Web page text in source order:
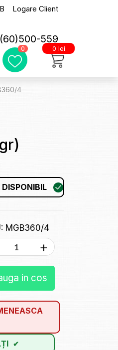
Logare Client
559
0 0 lei
4
DISPONIBIL
MGB360/4
+
in cos